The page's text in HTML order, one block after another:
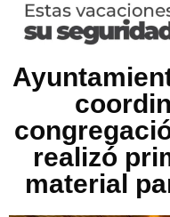
realizó
material